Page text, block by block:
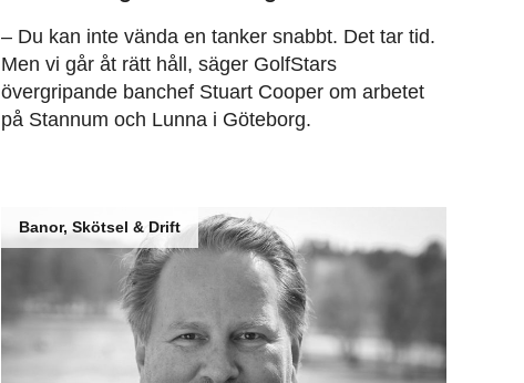
– Du kan inte vända en tanker snabbt. Det tar tid.
Men vi går åt rätt håll, säger GolfStars
övergripande banchef Stuart Cooper om arbetet
på Stannum och Lunna i Göteborg.
Banor, Skötsel & Drift